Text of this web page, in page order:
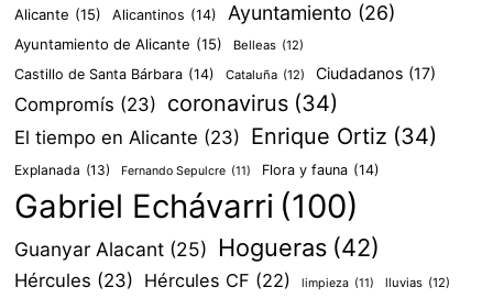
Alicante (15) Alicantinos (14) Ayuntamiento (26)
Ayuntamiento de Alicante (15) Belleas (12)
Castillo de Santa Bárbara (14) Cataluña (12) Ciudadanos (17)
Compromís (23) coronavirus (34)
El tiempo en Alicante (23) Enrique Ortiz (34)
Explanada (13) Fernando Sepulcre (11) Flora y fauna (14)
Gabriel Echávarri (100)
Guanyar Alacant (25) Hogueras (42)
Hércules (23) Hércules CF (22) limpieza (11) lluvias (12)